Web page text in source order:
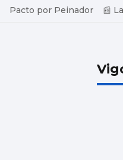
Pacto por Peinador 📰